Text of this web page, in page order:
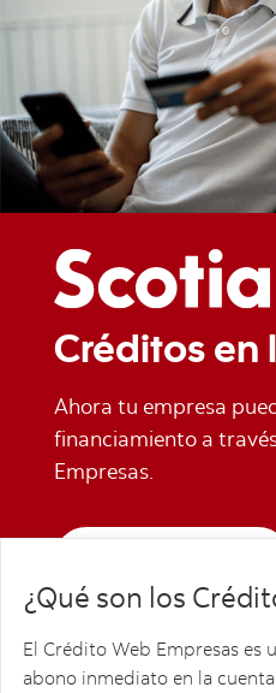
Créditos en
Ahora tu empresa
financiamiento a
Empresas.
¿Qué son los
El Crédito Web Empresas es
abono inmediato en la